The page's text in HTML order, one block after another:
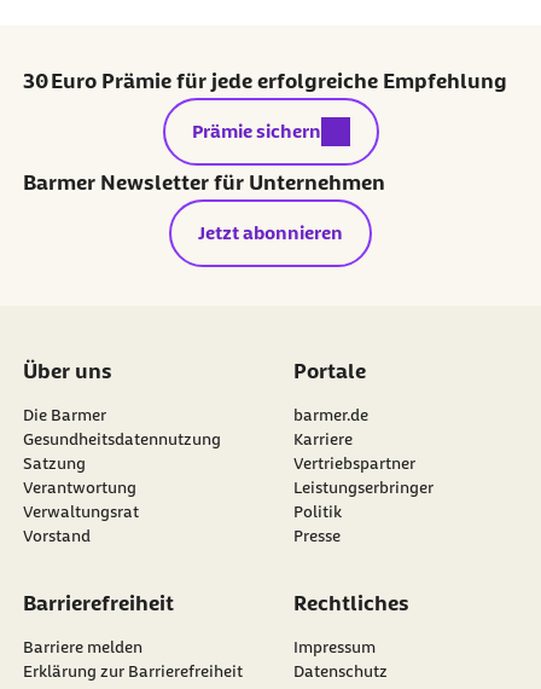
30 Euro Prämie für jede erfolgreiche Empfehlung
externer Link:
Prämie sichern
Barmer Newsletter für Unternehmen
Jetzt abonnieren
Über uns
Die Barmer
Gesundheitsdatennutzung
Satzung
Verantwortung
Verwaltungsrat
Vorstand
Portale
barmer.de
Karriere
Vertriebspartner
Leistungserbringer
Politik
Presse
Barrierefreiheit
Barriere melden
Erklärung zur Barrierefreiheit
Rechtliches
Impressum
Datenschutz